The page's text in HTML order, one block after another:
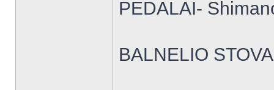
PEDALAI-
BALNELIO